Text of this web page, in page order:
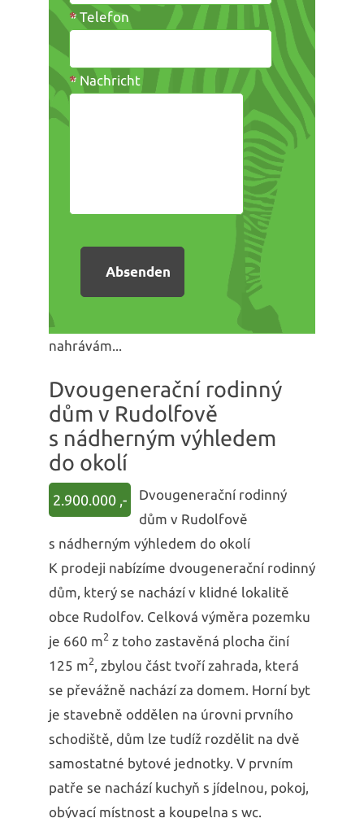
*Telefon
* Nachricht
nahrávám...
Dvougenerační rodinný
dům v Rudolfově
s nádherným výhledem
do okolí
2.900.000 ,-
Dvougenerační rodinný
dům v Rudolfově
s nádherným výhledem do okolí
K prodeji nabízíme dvougenerační rodinný
dům, který se nachází v klidné lokalitě
obce Rudolfov. Celková výměra pozemku
je 660 m2 z toho zastavěná plocha činí
125 m2
, zbylou část tvoří zahrada, která
se převážně nachází za domem. Horní byt
je stavebně oddělen na úrovni prvního
schodiště, dům lze tudíž rozdělit na dvě
samostatné bytové jednotky. V prvním
patře se nachází kuchyň s jídelnou, pokoj,
obývací místnost a koupelna s wc.